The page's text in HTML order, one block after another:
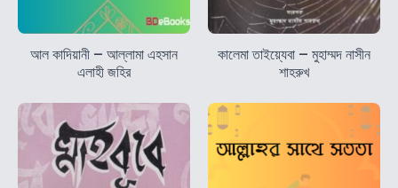
আল কাদিয়ানী – আল্লামা এহসান
এলাহী জহির
কালেমা তাইয়্যেবা – মুহাম্মদ নাসীন
শাহরুখ